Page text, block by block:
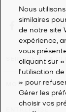
SERVICE À LA
MON COMPTE
ENTREPRISE
Nous
similaires
de notre site
expérience,
vous
cliquant sur
l’utilisation
» pour
Gérer les
choisir vos